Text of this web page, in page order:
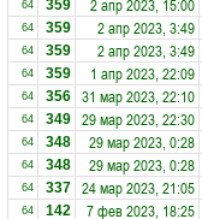
64 359 2 апр 2023, 15:00
64 359 2 апр 2023, 3:49
64 359 2 апр 2023, 3:49
64 359 1 апр 2023, 22:09
64 356 31 мар 2023, 22:10
64 349 29 мар 2023, 22:30
64 348 29 мар 2023, 0:28
64 348 29 мар 2023, 0:28
64 337 24 мар 2023, 21:05
64 142 7 фев 2023, 18:25